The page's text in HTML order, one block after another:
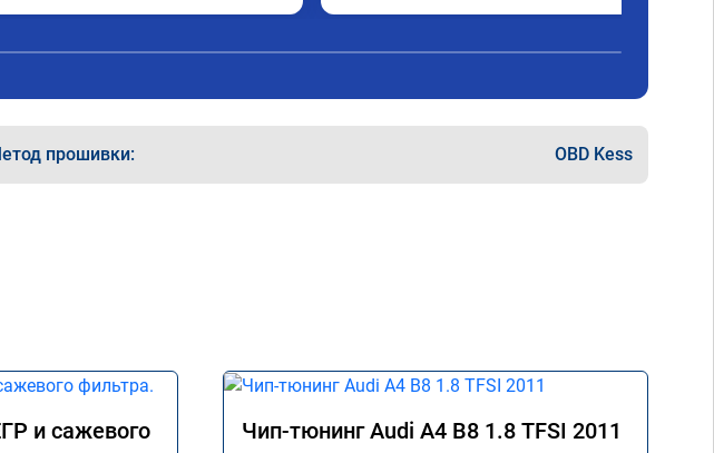
прошивки: OBD Kess
и сажевого
Чип-тюнинг Audi A4 B8 1.8 TFSI 2011